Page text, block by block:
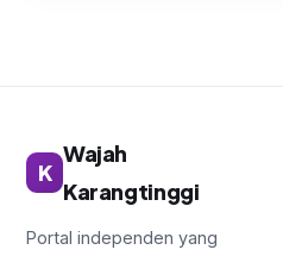
K
Wajah
Karangtinggi
Portal independen yang